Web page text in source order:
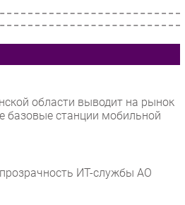
области выводит на рынок
базовые станции мобильной
ИТ-службы АО